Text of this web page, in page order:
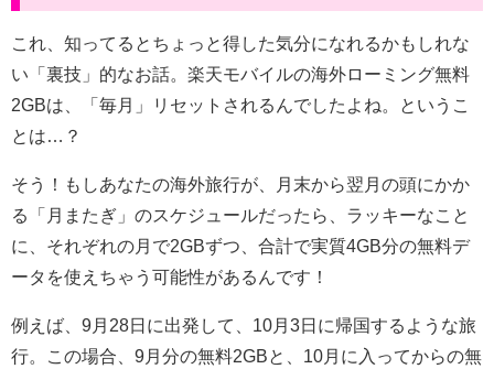
これ、知ってるとちょっと得した気分になれるかもしれな
い「裏技」的なお話。楽天モバイルの海外ローミング無料
2GBは、「毎月」リセットされるんでしたよね。というこ
とは…？
そう！もしあなたの海外旅行が、月末から翌月の頭にかか
る「月またぎ」のスケジュールだったら、ラッキーなこと
に、それぞれの月で2GBずつ、合計で実質4GB分の無料デ
ータを使えちゃう可能性があるんです！
例えば、9月28日に出発して、10月3日に帰国するような旅
行。この場合、9月分の無料2GBと、10月に入ってからの無